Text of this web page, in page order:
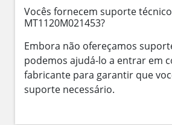
Vocês fornecem suporte
MT1120M021453?
Embora não ofereçamos
podemos ajudá-lo a entrar em
fabricante para garantir que
suporte necessário.